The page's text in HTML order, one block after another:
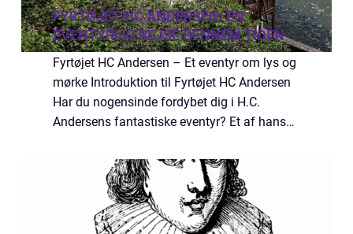
FYRTØJET HC ANDERSEN: EN
EVENTYRLIG REJSE GENNEM TIDEN
Fyrtøjet HC Andersen – Et eventyr om lys og
mørke Introduktion til Fyrtøjet HC Andersen
Har du nogensinde fordybet dig i H.C.
Andersens fantastiske eventyr? Et af hans
Dette magiske eve...